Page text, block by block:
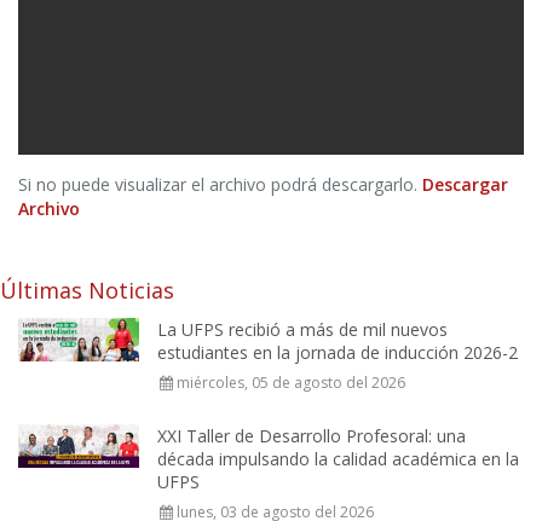
Si no puede visualizar el archivo podrá descargarlo. Descargar
Archivo
Últimas Noticias
La UFPS recibió a más de mil nuevos
estudiantes en la jornada de inducción 2026-2
miércoles, 05 de agosto del 2026
XXI Taller de Desarrollo Profesoral: una
década impulsando la calidad académica en la
UFPS
lunes, 03 de agosto del 2026